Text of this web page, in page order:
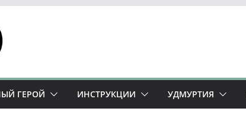
ГЕРОЙ ИНСТРУКЦИИ УДМУРТИЯ